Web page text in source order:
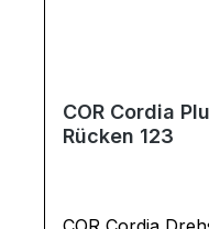
COR Cordia
Rücken 123